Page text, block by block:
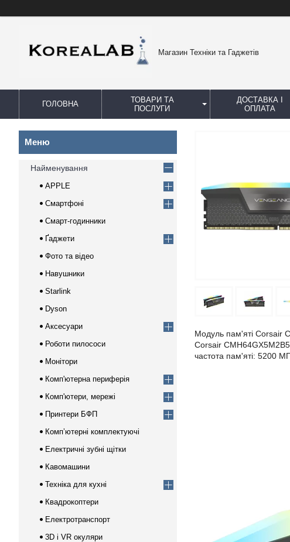
Магазин Техніки та Гаджетів
ГОЛОВНА
ТОВАРИ ТА
ПОСЛУГИ
ДОСТАВКА І
ОПЛАТА
Модуль пам'яті Corsair
Corsair
частота пам'яті: 5200
Найменування
APPLE
Смартфоні
Смарт-годинники
Ґаджети
Фото та відео
Навушники
Starlink
Dyson
Аксесуари
Роботи пилососи
Монітори
Комп'ютерна периферія
Комп'ютери, мережі
Принтери БФП
Компʼютерні комплектуючі
Електричні зубні щітки
Кавомашини
Техніка для кухні
Квадрокоптери
Електротранспорт
3D і VR окуляри